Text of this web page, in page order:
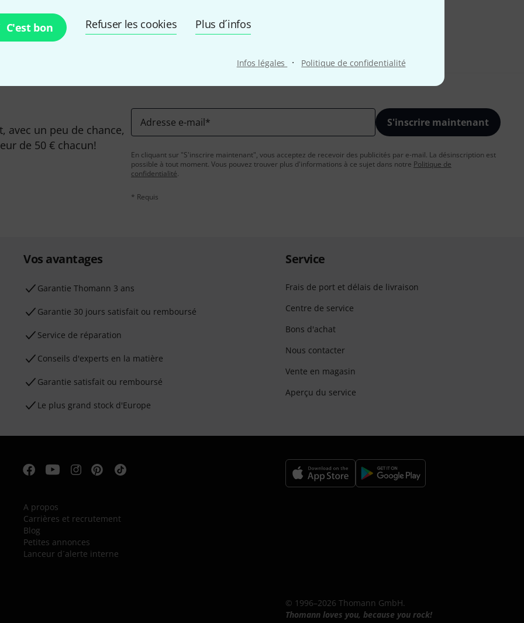
C'est bon Refuser les cookies Plus d´infos
Infos légales · Politique de confidentialité
Partager Aide et commentaires
avec un peu de chance,
de 50 € chacun!
Adresse e-mail* S'inscrire maintenant
En cliquant sur "S'inscrire maintenant", vous acceptez de recevoir des publicités par e-mail. La désinscription est
possible à tout moment. Vous pouvez trouver plus d'informations à ce sujet dans notre Politique de
confidentialité.
* Requis
Vos avantages
Ga­ran­tie Thomann 3 ans
Garantie 30 jours satisfait ou remboursé
Service de réparation
Conseils d'experts en la matière
Garantie satisfait ou remboursé
Le plus grand stock d'Europe
Service
Frais de port et délais de livraison
Centre de service
Bons d'achat
Nous contacter
Vente en magasin
Aperçu du service
A propos
Carrières et recrutement
Blog
Petites annonces
Lanceur d´alerte interne
© 1996–2026 Thomann GmbH.
Thomann loves you, because you rock!